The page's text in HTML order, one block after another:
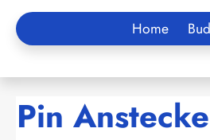
Home
Pin